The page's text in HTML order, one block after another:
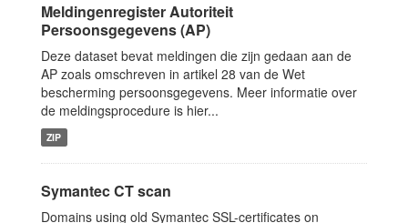
Meldingenregister Autoriteit
Persoonsgegevens (AP)
Deze dataset bevat meldingen die zijn gedaan aan de
AP zoals omschreven in artikel 28 van de Wet
bescherming persoonsgegevens. Meer informatie over
de meldingsprocedure is hier...
ZIP
Symantec CT scan
Domains using old Symantec SSL-certificates on